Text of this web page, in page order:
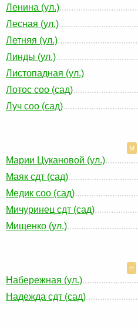
Ленина (ул.)
Лесная (ул.)
Летняя (ул.)
Линды (ул.)
Листопадная (ул.)
Лотос соо (сад)
Луч соо (сад)
М
Марии Цукановой (ул.)
Маяк сдт (сад)
Медик соо (сад)
Мичуринец сдт (сад)
Мищенко (ул.)
Н
Набережная (ул.)
Надежда сдт (сад)